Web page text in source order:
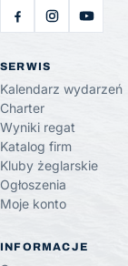
SERWIS
Kalendarz wydarzeń
Charter
Wyniki regat
Katalog firm
Kluby żeglarskie
Ogłoszenia
Moje konto
INFORMACJE